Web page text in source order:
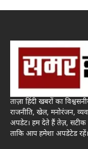
ताज़ा हिंदी खबरों का
राजनीति, खेल, मनोरंजन,
अपडेट। हम देते हैं तेज़, सटीक
ताकि आप हमेशा अपडेटेड रहें।